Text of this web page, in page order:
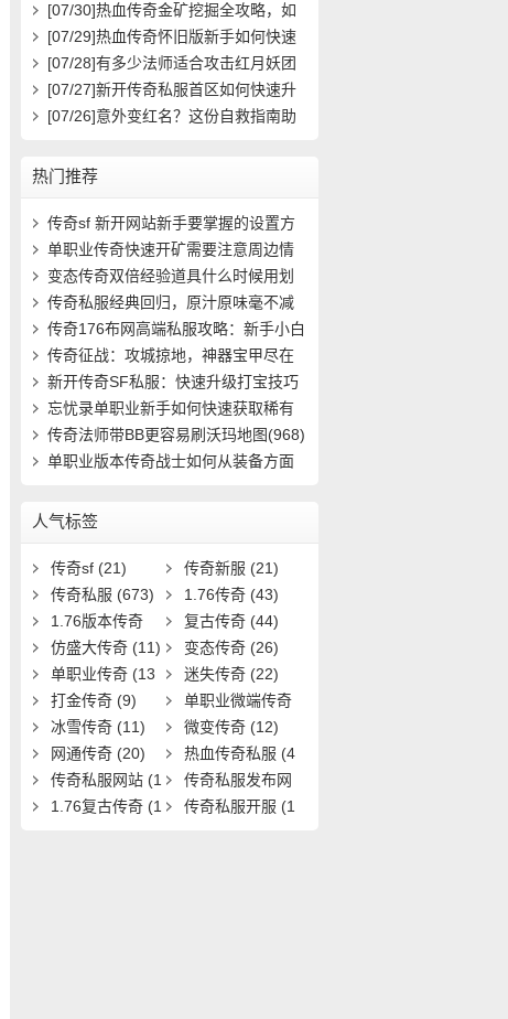
求高效打法？
[07/30]热血传奇金矿挖掘全攻略，如
何高效挖矿？
[07/29]热血传奇怀旧版新手如何快速
起步？前期必做任务与升级技巧有哪
些？
[07/28]有多少法师适合攻击红月妖团
队？
[07/27]新开传奇私服首区如何快速升
级？装备获取攻略有哪些？
[07/26]意外变红名？这份自救指南助
热门推荐
传奇sf 新开网站新手要掌握的设置方
法(10)
单职业传奇快速开矿需要注意周边情
况(10)
变态传奇双倍经验道具什么时候用划
算(14)
传奇私服经典回归，原汁原味毫不减
价！- (14)
传奇176布网高端私服攻略：新手小白
速成(4816)
传奇征战：攻城掠地，神器宝甲尽在
掌握(401)
新开传奇SF私服：快速升级打宝技巧
有哪些(912)
忘忧录单职业新手如何快速获取稀有
装备并提(661)
传奇法师带BB更容易刷沃玛地图(968)
单职业版本传奇战士如何从装备方面
人气标签
传奇sf (21) 传奇新服 (21)
传奇私服 (673) 1.76传奇 (43)
1.76版本传奇
(9)
复古传奇 (44)
仿盛大传奇 (11) 变态传奇 (26)
单职业传奇 (13
1)
迷失传奇 (22)
打金传奇 (9)
单职业微端传奇
(9)
冰雪传奇 (11) 微变传奇 (12)
网通传奇 (20) 热血传奇私服 (4
0)
传奇私服网站 (1
9)
传奇私服发布网
(11)
1.76复古传奇 (1
传奇私服开服 (1